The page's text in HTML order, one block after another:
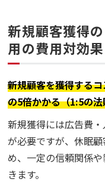
新規顧客獲得
用の費用対効果
新規顧客を獲得する
の5倍かかる（1:5の
新規獲得には広告費
が必要ですが、休眠
め、一定の信頼関係
きます。